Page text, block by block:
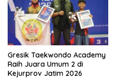
Gresik Taekwondo Academy
Raih Juara Umum 2 di
Kejurprov Jatim 2026